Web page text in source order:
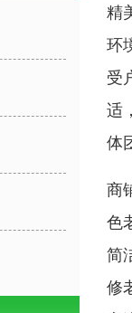
精
环
受
适
体
商
色
简
修